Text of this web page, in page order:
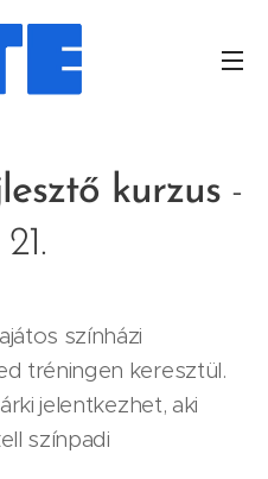
kurzus-
színházi
tréningen keresztül.
jelentkezhet, aki
színpadi